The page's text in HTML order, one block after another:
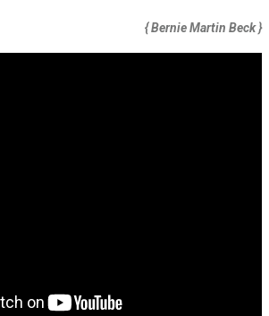
{ Bernie Martin Beck }